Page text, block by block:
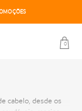
0
cabelo, desde os